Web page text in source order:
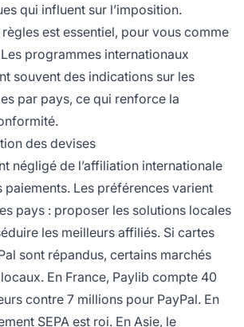
qui influent sur l’imposition.
est essentiel, pour vous comme
programmes internationaux
souvent des indications sur les
par pays, ce qui renforce la
des devises
négligé de l’affiliation internationale
paiements. Les préférences varient
pays : proposer les solutions locales
les meilleurs affiliés. Si cartes
sont répandus, certains marchés
En France, Paylib compte 40
contre 7 millions pour PayPal. En
SEPA est roi. En Asie, le